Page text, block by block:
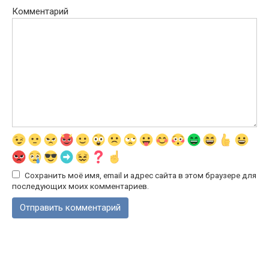
Комментарий
Сохранить моё имя, email и адрес сайта в этом браузере для
последующих моих комментариев.